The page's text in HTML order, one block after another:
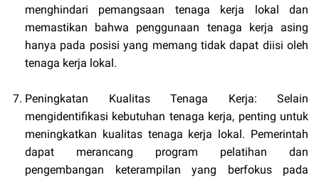
menghindari pemangsaan tenaga kerja lokal dan
memastikan bahwa penggunaan tenaga kerja asing
hanya pada posisi yang memang tidak dapat diisi oleh
tenaga kerja lokal.
Peningkatan Kualitas Tenaga Kerja: Selain
mengidentifikasi kebutuhan tenaga kerja, penting untuk
meningkatkan kualitas tenaga kerja lokal. Pemerintah
dapat merancang program pelatihan dan
pengembangan keterampilan yang berfokus pada